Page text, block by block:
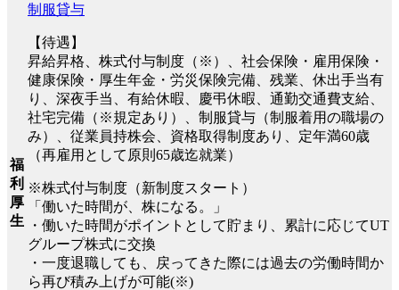
福
利
厚
生
制服貸与
【待遇】
昇給昇格、株式付与制度（※）、社会保険・雇用保険・
健康保険・厚生年金・労災保険完備、残業、休出手当有
り、深夜手当、有給休暇、慶弔休暇、通勤交通費支給、
社宅完備（※規定あり）、制服貸与（制服着用の職場の
み）、従業員持株会、資格取得制度あり、定年満60歳
（再雇用として原則65歳迄就業）
※株式付与制度（新制度スタート）
「働いた時間が、株になる。」
・働いた時間がポイントとして貯まり、累計に応じてUT
グループ株式に交換
・一度退職しても、戻ってきた際には過去の労働時間か
ら再び積み上げが可能(※)